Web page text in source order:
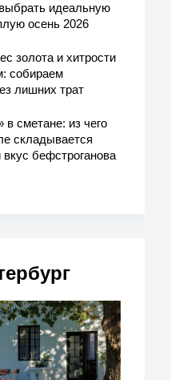
идеальную
осень 2026
золота и хитрости
собираем
лишних трат
сметане: из чего
складывается
бефстроганова